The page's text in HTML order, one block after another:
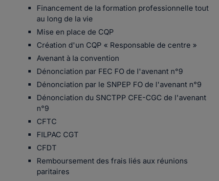
Financement de la formation professionnelle tout
au long de la vie
Mise en place de CQP
Création d'un CQP « Responsable de centre »
Avenant à la convention
Dénonciation par FEC FO de l'avenant n°9
Dénonciation par le SNPEP FO de l'avenant n°9
Dénonciation du SNCTPP CFE-CGC de l'avenant
n°9
CFTC
FILPAC CGT
CFDT
Remboursement des frais liés aux réunions
paritaires